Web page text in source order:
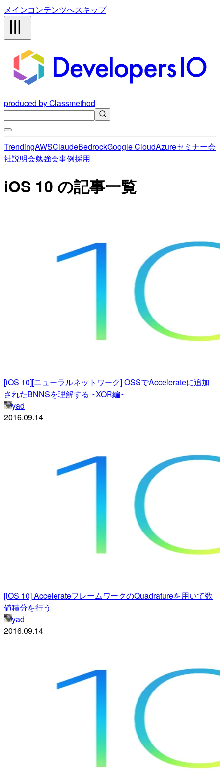
メインコンテンツへスキップ
produced by Classmethod
TrendingAWSClaudeBedrockGoogle CloudAzureセミナー会
社説明会勉強会事例採用
iOS 10 の記事一覧
[iOS 10][ニューラルネットワーク] OSSでAccelerateに追加
されたBNNSを理解する ~XOR編~
yad
2016.09.14
[iOS 10] AccelerateフレームワークのQuadratureを用いて数
値積分を行う
yad
2016.09.14